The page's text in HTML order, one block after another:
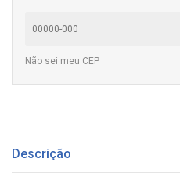
Não sei meu CEP
Descrição